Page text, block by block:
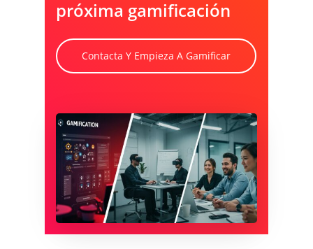
próxima gamificación
Contacta Y Empieza A Gamificar